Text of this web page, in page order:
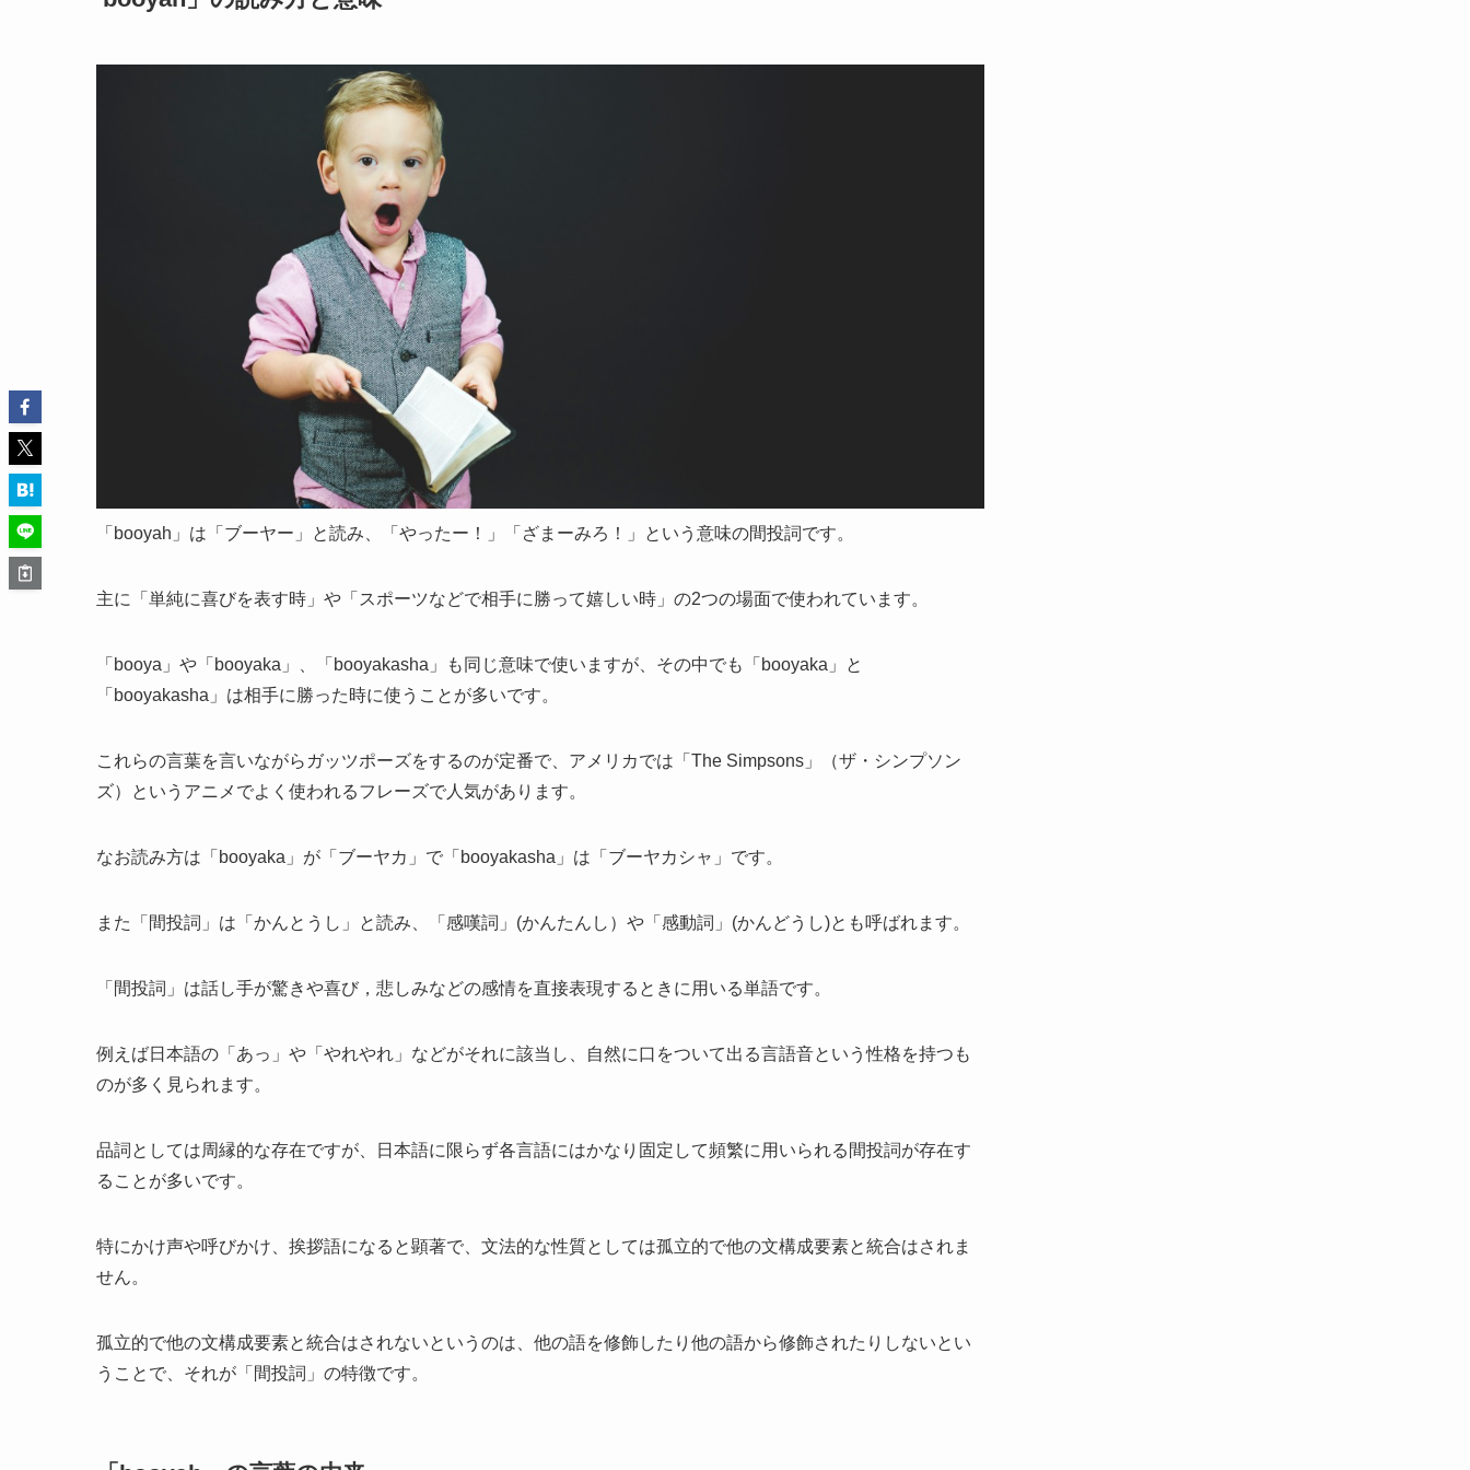
「booyah」は「ブーヤー」と読み、「やったー！」「ざまーみろ！」という意味の間投詞です。
主に「単純に喜びを表す時」や「スポーツなどで相手に勝って嬉しい時」の2つの場面で使われています。
「booya」や「booyaka」、「booyakasha」も同じ意味で使いますが、その中でも「booyaka」と
「booyakasha」は相手に勝った時に使うことが多いです。
これらの言葉を言いながらガッツポーズをするのが定番で、アメリカでは「The Simpsons」（ザ・シンプソン
ズ）というアニメでよく使われるフレーズで人気があります。
なお読み方は「booyaka」が「ブーヤカ」で「booyakasha」は「ブーヤカシャ」です。
また「間投詞」は「かんとうし」と読み、「感嘆詞」(かんたんし）や「感動詞」(かんどうし)とも呼ばれます。
「間投詞」は話し手が驚きや喜び，悲しみなどの感情を直接表現するときに用いる単語です。
例えば日本語の「あっ」や「やれやれ」などがそれに該当し、自然に口をついて出る言語音という性格を持つも
のが多く見られます。
品詞としては周縁的な存在ですが、日本語に限らず各言語にはかなり固定して頻繁に用いられる間投詞が存在す
ることが多いです。
特にかけ声や呼びかけ、挨拶語になると顕著で、文法的な性質としては孤立的で他の文構成要素と統合はされま
せん。
孤立的で他の文構成要素と統合はされないというのは、他の語を修飾したり他の語から修飾されたりしないとい
うことで、それが「間投詞」の特徴です。